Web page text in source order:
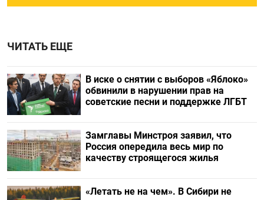
ЧИТАТЬ ЕЩЕ
В иске о снятии с выборов «Яблоко»
обвинили в нарушении прав на
советские песни и поддержке ЛГБТ
Замглавы Минстроя заявил, что
Россия опередила весь мир по
качеству строящегося жилья
«Летать не на чем». В Сибири не